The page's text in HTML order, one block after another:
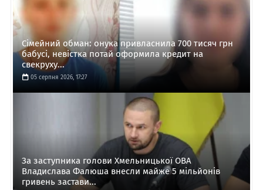
Сімейний обман: онука привласнила 700 тисяч грн
бабусі, невістка потай оформила кредит на
свекруху...
05 серпня 2026, 17:27
За заступника голови Хмельницької ОВА
Владислава Фалюша внесли майже 5 мільйонів
гривень застави...